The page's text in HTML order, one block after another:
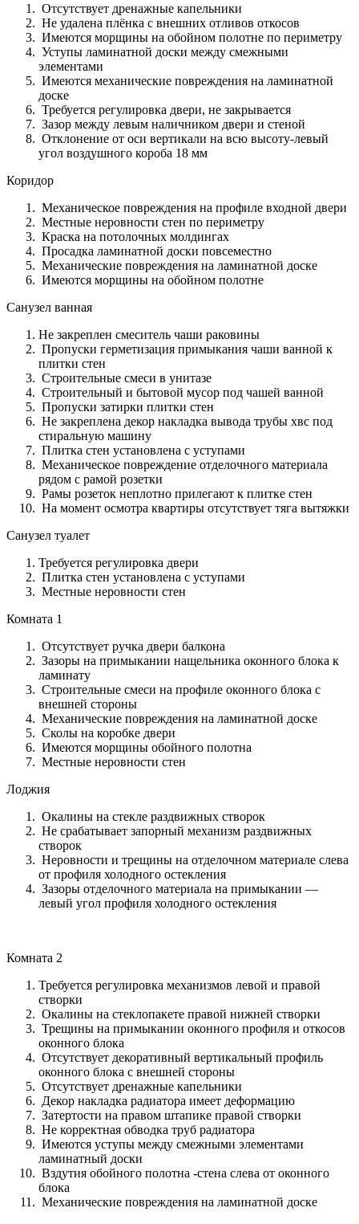
Отсутствует дренажные капельники
Не удалена плёнка с внешних отливов откосов
Имеются морщины на обойном полотне по периметру
Уступы ламинатной доски между смежными
элементами
Имеются механические повреждения на ламинатной
доске
Требуется регулировка двери, не закрывается
Зазор между левым наличником двери и стеной
Отклонение от оси вертикали на всю высоту-левый
угол воздушного короба 18 мм
Коридор
Механическое повреждения на профиле входной двери
Местные неровности стен по периметру
Краска на потолочных молдингах
Просадка ламинатной доски повсеместно
Механические повреждения на ламинатной доске
Имеются морщины на обойном полотне
Санузел ванная
Не закреплен смеситель чаши раковины
Пропуски герметизация примыкания чаши ванной к
плитки стен
Строительные смеси в унитазе
Строительный и бытовой мусор под чашей ванной
Пропуски затирки плитки стен
Не закреплена декор накладка вывода трубы хвс под
стиральную машину
Плитка стен установлена с уступами
Механическое повреждение отделочного материала
рядом с рамой розетки
Рамы розеток неплотно прилегают к плитке стен
На момент осмотра квартиры отсутствует тяга вытяжки
Санузел туалет
Требуется регулировка двери
Плитка стен установлена с уступами
Местные неровности стен
Комната 1
Отсутствует ручка двери балкона
Зазоры на примыкании нащельника оконного блока к
ламинату
Строительные смеси на профиле оконного блока с
внешней стороны
Механические повреждения на ламинатной доске
Сколы на коробке двери
Имеются морщины обойного полотна
Местные неровности стен
Лоджия
Окалины на стекле раздвижных створок
Не срабатывает запорный механизм раздвижных
створок
Неровности и трещины на отделочном материале слева
от профиля холодного остекления
Зазоры отделочного материала на примыкании —
левый угол профиля холодного остекления
Комната 2
Требуется регулировка механизмов левой и правой
створки
Окалины на стеклопакете правой нижней створки
Трещины на примыкании оконного профиля и откосов
оконного блока
Отсутствует декоративный вертикальный профиль
оконного блока с внешней стороны
Отсутствует дренажные капельники
Декор накладка радиатора имеет деформацию
Затертости на правом штапике правой створки
Не корректная обводка труб радиатора
Имеются уступы между смежными элементами
ламинатный доски
Вздутия обойного полотна -стена слева от оконного
блока
Механические повреждения на ламинатной доске